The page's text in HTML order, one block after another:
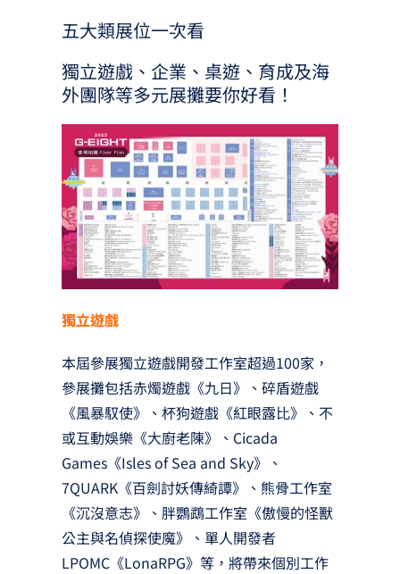
五大類展位一次看
獨立遊戲、企業、桌遊、育成及海
外團隊等多元展攤要你好看！
獨立遊戲
本屆參展獨立遊戲開發工作室超過100家，
參展攤包括赤燭遊戲《九日》、碎盾遊戲
《風暴馭使》、杯狗遊戲《紅眼露比》、不
或互動娛樂《大廚老陳》、Cicada
Games《Isles of Sea and Sky》、
7QUARK《百劍討妖傳綺譚》、熊骨工作室
《沉沒意志》、胖鸚鵡工作室《傲慢的怪獸
公主與名偵探使魔》、單人開發者
LPOMC《LonaRPG》等，將帶來個別工作